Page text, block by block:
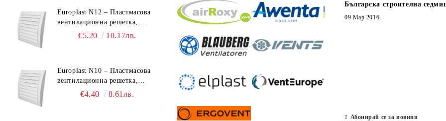
Europlast N12 – Пластмасова
вентилационна решетка,
190x190 mm
€5.20 10.17лв.
Europlast N10 – Пластмасова
вентилационна решетка,
153x148 mm
€4.40 8.61лв.
Българска строителна
09 Мар 2016
Абонирай се за новини